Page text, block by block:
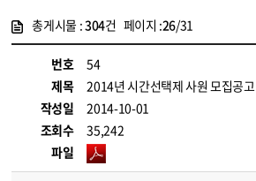
총게시물 :304건 페이지 :26/31
번호
54
제목
2014년 시간선택제 사원 모집공고
작성일
2014-10-01
조회수
35,242
파일